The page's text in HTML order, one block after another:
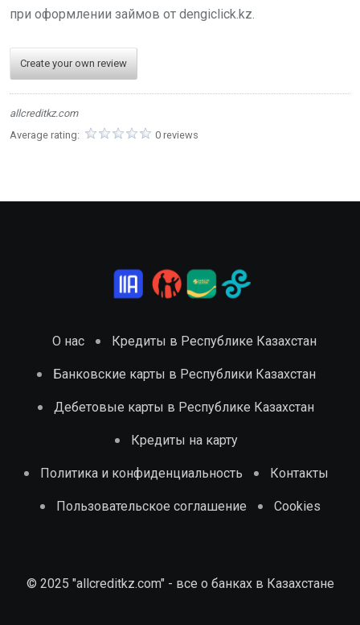
при оформлении займов от dengiclick.kz.
Create your own review
allcreditkz.com
Average rating:
0 reviews
О нас Кредиты в Республике Казахстан
Банковские карты в Республики Казахстан
Дебетовые карты в Республике Казахстан
Кредиты на карту
Политика и конфиденциальность Контакты
Пользовательское соглашение Cookies
© 2025 "allcreditkz.com" - все о банках в Казахстане